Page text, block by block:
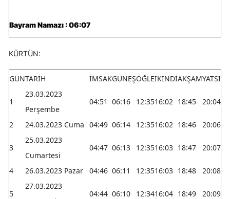
Bayram Namazı : 06:07
KÜRTÜN:
GÜNTARİH İMSAKGÜNEŞÖĞLEİKİNDİAKŞAMYATSI
1
23.03.2023
Perşembe
04:51 06:16 12:3516:02 18:45 20:04
2 24.03.2023 Cuma 04:49 06:14 12:3516:02 18:46 20:06
3
25.03.2023
Cumartesi
04:47 06:13 12:3516:03 18:47 20:07
4 26.03.2023 Pazar 04:46 06:11 12:3516:03 18:48 20:08
5
27.03.2023
04:44 06:10 12:3416:04 18:49 20:09